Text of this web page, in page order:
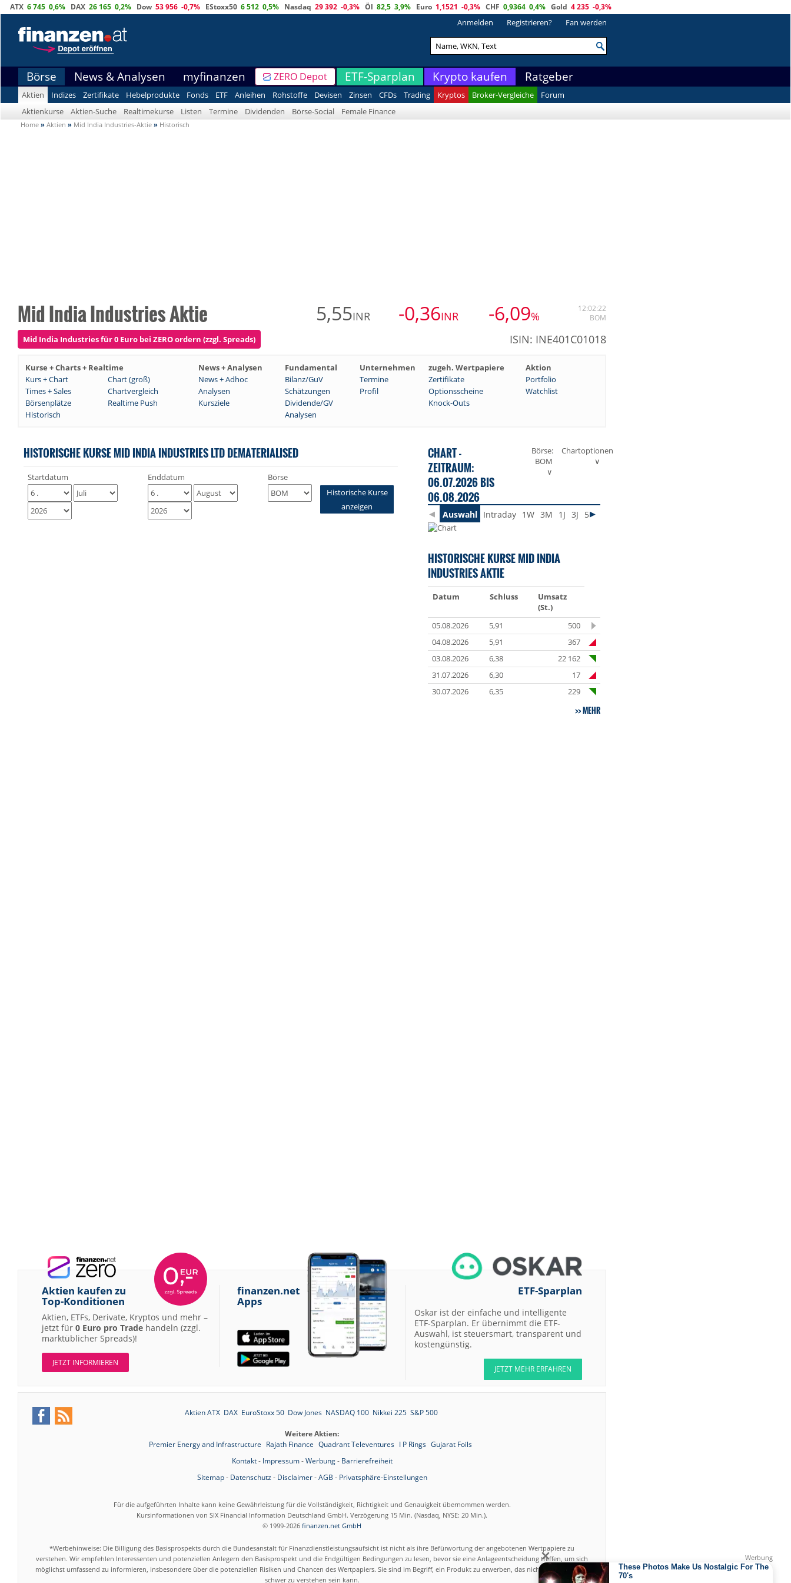
ATX 6 745 0,6% DAX 26 165 0,2% Dow 53 956 -0,7% EStoxx50 6 512 0,5% Nasdaq 29 392 -0,3% Öl 82,5 3,9% Euro 1,1521 -0,3% CHF 0,9364 0,4% Gold 4 235 -0,3%
Anmelden Registrieren? Fan werden
Börse News & Analysen myfinanzen ZERO Depot ETF-Sparplan Krypto kaufen Ratgeber
Aktien Indizes Zertifikate Hebelprodukte Fonds ETF Anleihen Rohstoffe Devisen Zinsen CFDs Trading Kryptos Broker-Vergleiche
Forum
Aktienkurse
Aktien-Suche Realtimekurse Listen Termine Dividenden Börse-Social Female Finance
Home » Aktien » Mid India Industries-Aktie » Historisch
Mid India Industries Aktie 5,55INR -0,36INR -6,09%
12:02:22
BOM
Mid India Industries für 0 Euro bei ZERO ordern (zzgl. Spreads) ISIN: INE401C01018
Kurse + Charts + Realtime News + Analysen Fundamental Unternehmen zugeh. Wertpapiere
Aktion
Kurs + Chart
Chart (groß) News + Adhoc Bilanz/GuV Termine Zertifikate
Portfolio
Times + Sales
Chartvergleich Analysen Schätzungen Profil Optionsscheine
Watchlist
Börsenplätze
Realtime Push Kursziele Dividende/GV
Knock-Outs
Historisch
Analysen
HISTORISCHE KURSE MID INDIA INDUSTRIES LTD DEMATERIALISED
Startdatum Enddatum
Börse
Historische Kurse
anzeigen
CHART -
ZEITRAUM:
06.07.2026 BIS
06.08.2026
Börse:
BOM
∨
Chartoptionen
∨
Auswahl Intraday 1W 3M 1J 3J 5J
HISTORISCHE KURSE MID INDIA
INDUSTRIES AKTIE
Datum Schluss
Umsatz
(St.)
05.08.2026
5,91
500
04.08.2026
5,91
367
03.08.2026
6,38
22 162
31.07.2026
6,30
17
30.07.2026
6,35 229
MEHR
Aktien kaufen zu
Top-Konditionen
Aktien, ETFs, Derivate, Kryptos und mehr –
jetzt für 0 Euro pro Trade handeln (zzgl.
marktüblicher Spreads)!
JETZT INFORMIEREN
finanzen.net
Apps
ETF-Sparplan
Oskar ist der einfache und intelligente
ETF-Sparplan. Er übernimmt die ETF-
Auswahl, ist steuersmart, transparent und
kostengünstig.
JETZT MEHR ERFAHREN
Aktien ATX DAX EuroStoxx 50 Dow Jones NASDAQ 100 Nikkei 225 S&P 500
Weitere Aktien:
Premier Energy and Infrastructure Rajath Finance Quadrant Televentures I P Rings Gujarat Foils
Kontakt- Impressum-Werbung- Barrierefreiheit
Sitemap- Datenschutz- Disclaimer-AGB - Privatsphäre-Einstellungen
Für die aufgeführten Inhalte kann keine Gewährleistung für die Vollständigkeit, Richtigkeit und Genauigkeit übernommen werden.
Kursinformationen von SIX Financial Information Deutschland GmbH. Verzögerung 15 Min. (Nasdaq, NYSE: 20 Min.).
© 1999-2026 finanzen.net GmbH
*Werbehinweise: Die Billigung des Basisprospekts durch die Bundesanstalt für Finanzdienstleistungsaufsicht ist nicht als ihre Befürwortung der angebotenen Wertpapiere zu
verstehen. Wir empfehlen Interessenten und potenziellen Anlegern den Basisprospekt und die Endgültigen Bedingungen zu lesen, bevor sie eine Anlageentscheidung treffen, um sich
möglichst umfassend zu informieren, insbesondere über die potenziellen Risiken und Chancen des Wertpapiers. Sie sind im Begriff, ein Produkt zu erwerben, das nicht einfach ist und
schwer zu verstehen sein kann.